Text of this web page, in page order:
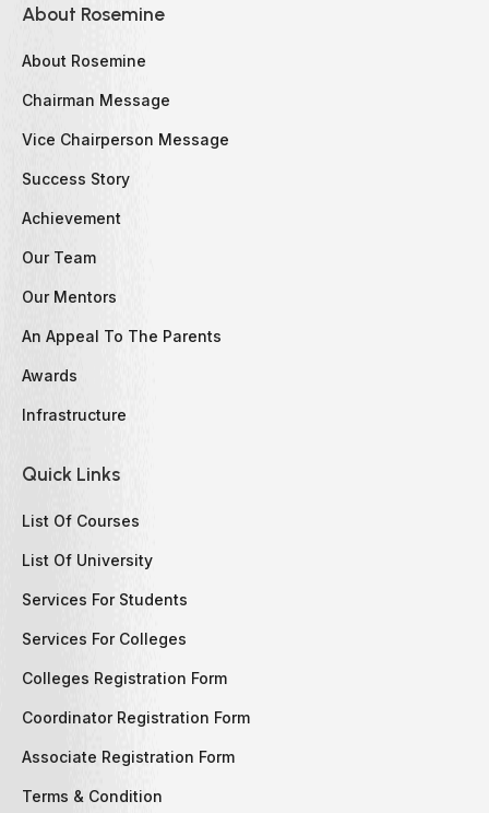
About Rosemine
About Rosemine
Chairman Message
Vice Chairperson Message
Success Story
Achievement
Our Team
Our Mentors
An Appeal To The Parents
Awards
Infrastructure
Quick Links
List Of Courses
List Of University
Services For Students
Services For Colleges
Colleges Registration Form
Coordinator Registration Form
Associate Registration Form
Terms & Condition